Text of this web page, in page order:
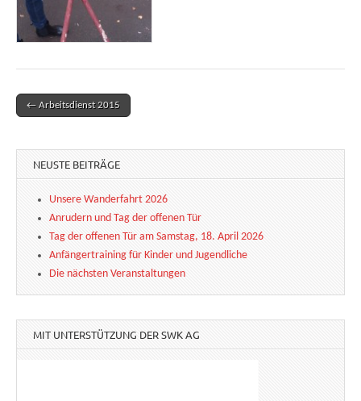
Post navigation
← Arbeitsdienst 2015
NEUSTE BEITRÄGE
Unsere Wanderfahrt 2026
Anrudern und Tag der offenen Tür
Tag der offenen Tür am Samstag, 18. April 2026
Anfängertraining für Kinder und Jugendliche
Die nächsten Veranstaltungen
MIT UNTERSTÜTZUNG DER SWK AG